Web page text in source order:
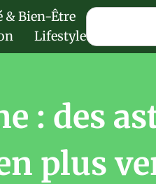
& Bien-Être
Lifestyle
: des
plus